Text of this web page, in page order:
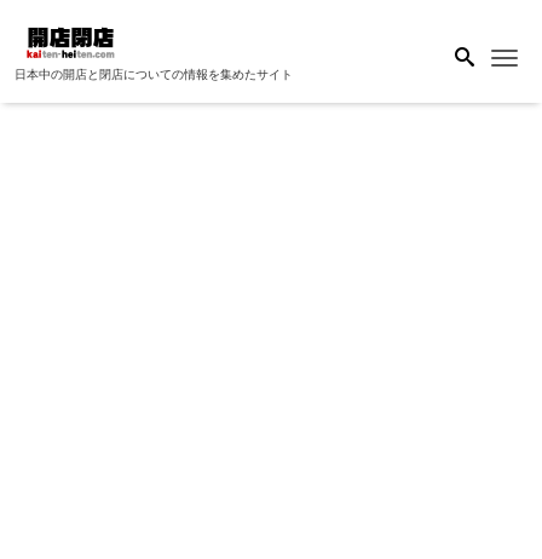
日本中の開店と閉店についての情報を集めたサイト